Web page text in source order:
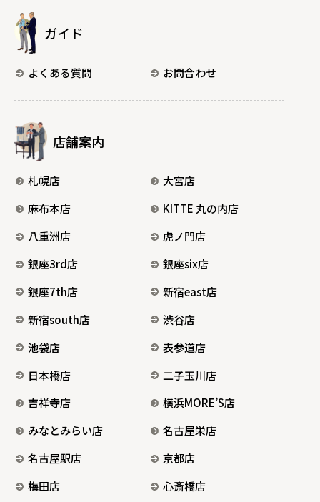
ガイド
よくある質問 お問合わせ
店舗案内
札幌店
大宮店
麻布本店
KITTE 丸の内店
八重洲店
虎ノ門店
銀座3rd店
銀座six店
銀座7th店
新宿east店
新宿south店
渋谷店
池袋店
表参道店
日本橋店
二子玉川店
吉祥寺店
横浜MORE’S店
みなとみらい店
名古屋栄店
名古屋駅店
京都店
梅田店
心斎橋店